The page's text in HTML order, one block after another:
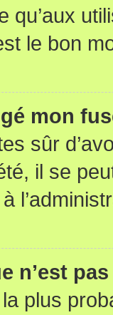
qu’aux
le bon
mon
sûr
il se
n’est
plus